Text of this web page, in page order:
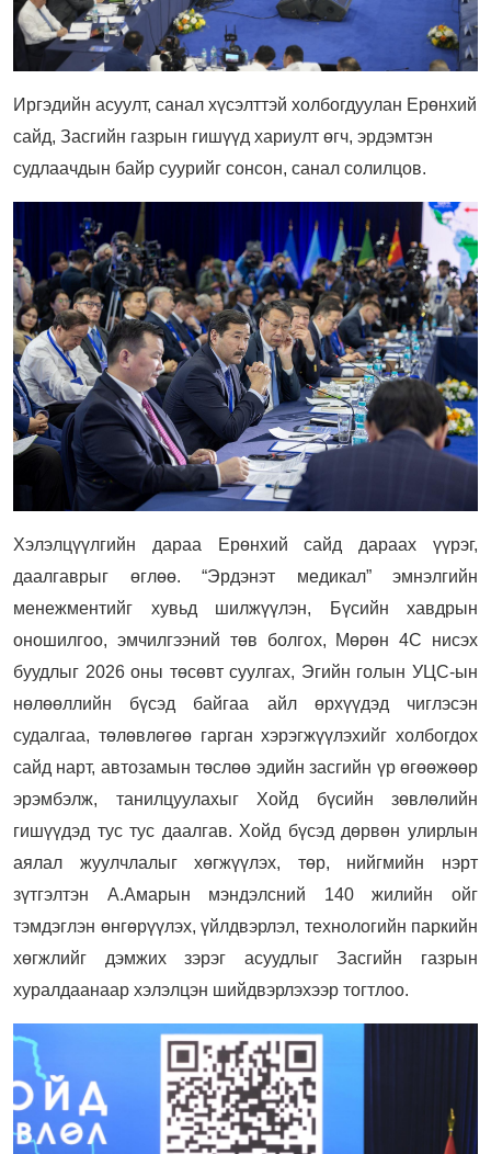
Иргэдийн асуулт, санал хүсэлттэй холбогдуулан Ерөнхий
сайд, Засгийн газрын гишүүд хариулт өгч, эрдэмтэн
судлаачдын байр суурийг сонсон, санал солилцов.
Хэлэлцүүлгийн дараа Ерөнхий сайд дараах үүрэг,
даалгаврыг өглөө. “Эрдэнэт медикал” эмнэлгийн
менежментийг хувьд шилжүүлэн, Бүсийн хавдрын
оношилгоо, эмчилгээний төв болгох, Мөрөн 4С нисэх
буудлыг 2026 оны төсөвт суулгах, Эгийн голын УЦС-ын
нөлөөллийн бүсэд байгаа айл өрхүүдэд чиглэсэн
судалгаа, төлөвлөгөө гарган хэрэгжүүлэхийг холбогдох
сайд нарт, автозамын төслөө эдийн засгийн үр өгөөжөөр
эрэмбэлж, танилцуулахыг Хойд бүсийн зөвлөлийн
гишүүдэд тус тус даалгав. Хойд бүсэд дөрвөн улирлын
аялал жуулчлалыг хөгжүүлэх, төр, нийгмийн нэрт
зүтгэлтэн А.Амарын мэндэлсний 140 жилийн ойг
тэмдэглэн өнгөрүүлэх, үйлдвэрлэл, технологийн паркийн
хөгжлийг дэмжих зэрэг асуудлыг Засгийн газрын
хуралдаанаар хэлэлцэн шийдвэрлэхээр тогтлоо.